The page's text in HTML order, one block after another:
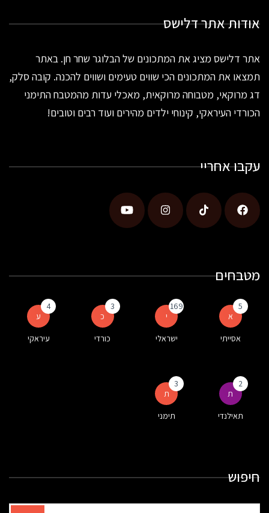
אודות אתר דלישס
אתר דלישס מציג את המתכונים של הבלוגר שחר חן. באתר
תמצאו את המתכונים הכי שווים טעימים ושווים להכנה. קובה סלק,
דג מרוקאי, מטבוחה מרוקאית, מאכלי עדות מהמטבח התימני
הכורדי העיראקי, קינוחי ילדים מהירים ועוד רבים וטובים!
עקבו אחריי
מטבחים
א
5
אסייתי
י
169
ישראלי
כ
3
כורדי
ע
4
עיראקי
ת
2
תאילנדי
ת
3
תימני
חיפוש